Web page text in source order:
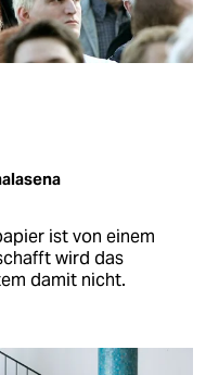
ist von einem
wird das
damit nicht.